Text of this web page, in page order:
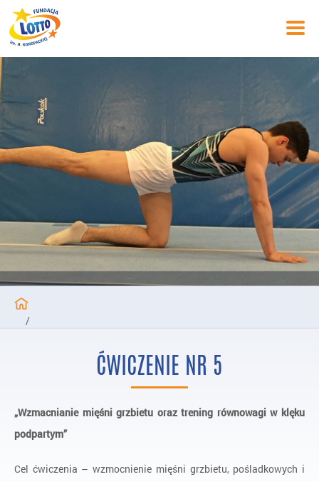
/
Ćwiczenie nr 5ĆWICZENIE NR 5
„Wzmacnianie mięśni grzbietu oraz trening równowagi w klęku
podpartym”
Cel ćwiczenia – wzmocnienie mięśni grzbietu, pośladkowych i